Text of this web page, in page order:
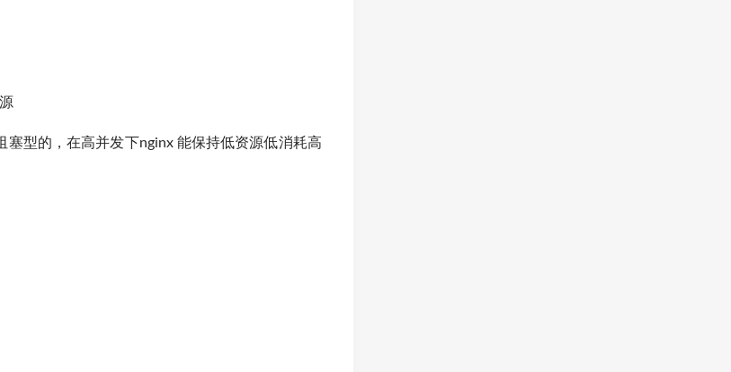
型的，在高并发下nginx 能保持低资源低消耗高